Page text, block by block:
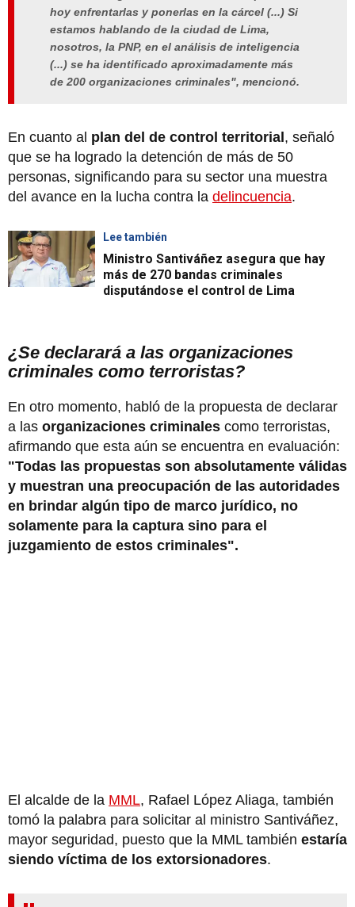
hoy enfrentarlas y ponerlas en la cárcel (...) Si
estamos hablando de la ciudad de Lima,
nosotros, la PNP, en el análisis de inteligencia
(...) se ha identificado aproximadamente más
de 200 organizaciones criminales", mencionó.
En cuanto al plan del de control territorial , señaló
que se ha logrado la detención de más de 50
personas, significando para su sector una muestra
del avance en la lucha contra la delincuencia.
Lee también
Ministro Santiváñez asegura que hay
más de 270 bandas criminales
disputándose el control de Lima
¿Se declarará a las organizaciones
criminales como terroristas?
En otro momento, habló de la propuesta de declarar
a las organizaciones criminales como terroristas,
afirmando que esta aún se encuentra en evaluación:
"Todas las propuestas son absolutamente válidas
y muestran una preocupación de las autoridades
en brindar algún tipo de marco jurídico, no
solamente para la captura sino para el
juzgamiento de estos criminales".
El alcalde de la MML, Rafael López Aliaga, también
tomó la palabra para solicitar al ministro Santiváñez,
mayor seguridad, puesto que la MML también estaría
siendo víctima de los extorsionadores.